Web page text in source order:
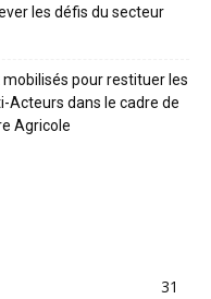
les défis du secteur
pour restituer les
dans le cadre de
Agricole
31